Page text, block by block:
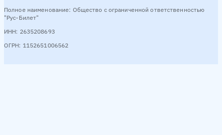
Полное наименование: Общество с ограниченной ответственностью
"Рус-Билет"
ИНН: 2635208693
ОГРН: 1152651006562